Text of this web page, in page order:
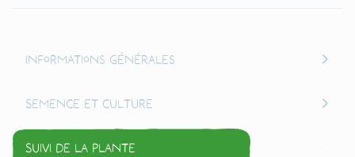
Informations générales
Semence et culture
Suivi de la plante